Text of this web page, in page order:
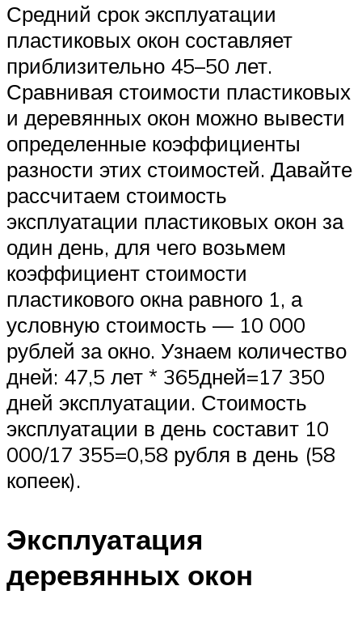
Средний срок эксплуатации
пластиковых окон составляет
приблизительно 45–50 лет.
Сравнивая стоимости пластиковых
и деревянных окон можно вывести
определенные коэффициенты
разности этих стоимостей. Давайте
рассчитаем стоимость
эксплуатации пластиковых окон за
один день, для чего возьмем
коэффициент стоимости
пластикового окна равного 1, а
условную стоимость — 10 000
рублей за окно. Узнаем количество
дней: 47,5 лет * 365дней=17 350
дней эксплуатации. Стоимость
эксплуатации в день составит 10
000/17 355=0,58 рубля в день (58
копеек).
Эксплуатация
деревянных окон